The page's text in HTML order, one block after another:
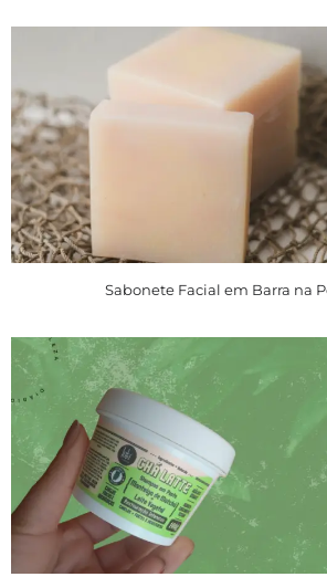
Sabonete Facial em Barra na